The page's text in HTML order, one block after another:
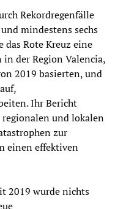
Rekordregenfälle
mindestens sechs
Rote Kreuz eine
der Region Valencia,
2019 basierten, und
Ihr Bericht
und lokalen
zur
einen effektiven
2019 wurde nichts